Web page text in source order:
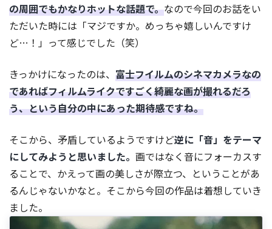
の周囲でもかなりホットな話題で。なので今回のお話をい
ただいた時には「マジですか。めっちゃ嬉しいんですけ
ど…！」って感じでした（笑）
きっかけになったのは、 富士フイルムのシネマカメラなの
であればフィルムライクですごく綺麗な画が撮れるだろ
う、という自分の中にあった期待感ですね。
そこから、矛盾しているようですけど逆に「音」をテーマ
にしてみようと思いました。 画ではなく音にフォーカスす
ることで、かえって画の美しさが際立つ、ということがあ
るんじゃないかなと。そこから今回の作品は着想していき
ました。